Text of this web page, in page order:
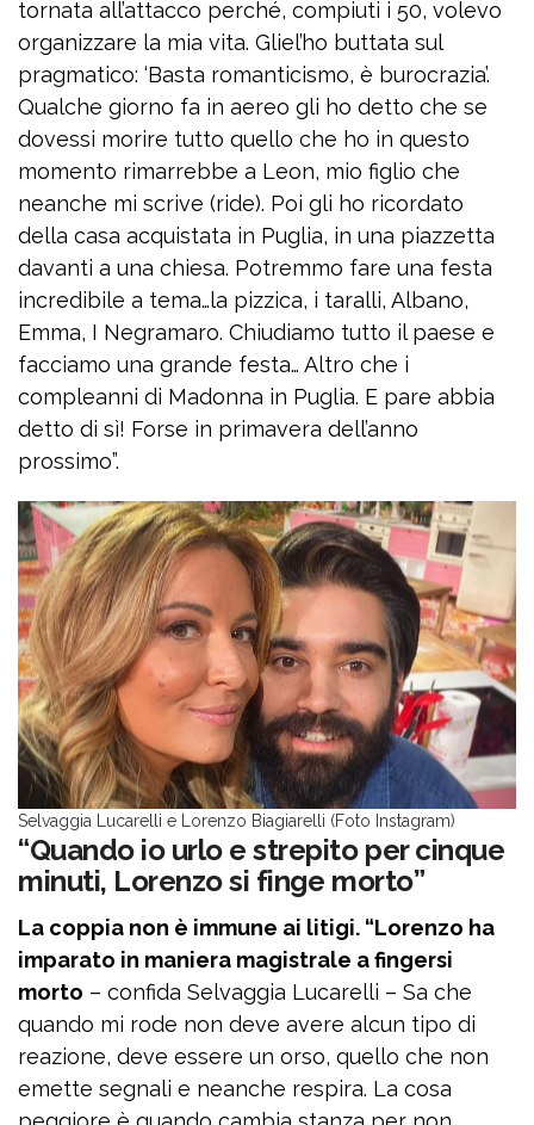
tornata all’attacco perché, compiuti i 50, volevo
organizzare la mia vita. Gliel’ho buttata sul
pragmatico: ‘Basta romanticismo, è burocrazia’.
Qualche giorno fa in aereo gli ho detto che se
dovessi morire tutto quello che ho in questo
momento rimarrebbe a Leon, mio figlio che
neanche mi scrive (ride). Poi gli ho ricordato
della casa acquistata in Puglia, in una piazzetta
davanti a una chiesa. Potremmo fare una festa
incredibile a tema…la pizzica, i taralli, Albano,
Emma, I Negramaro. Chiudiamo tutto il paese e
facciamo una grande festa… Altro che i
compleanni di Madonna in Puglia. E pare abbia
detto di sì! Forse in primavera dell’anno
prossimo”.
Selvaggia Lucarelli e Lorenzo Biagiarelli (Foto Instagram)
“Quando io urlo e strepito per cinque
minuti, Lorenzo si finge morto”
La coppia non è immune ai litigi. “Lorenzo ha
imparato in maniera magistrale a fingersi
morto – confida Selvaggia Lucarelli – Sa che
quando mi rode non deve avere alcun tipo di
reazione, deve essere un orso, quello che non
emette segnali e neanche respira. La cosa